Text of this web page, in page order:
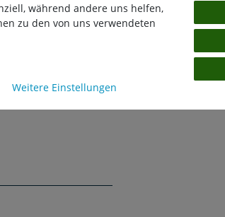
während andere uns helfen,
zu den von uns verwendeten
Weitere Einstellungen